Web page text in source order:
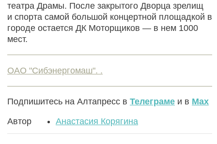
театра Драмы. После закрытого Дворца зрелищ
и спорта самой большой концертной площадкой в
городе остается ДК Моторщиков — в нем 1000
мест.
ОАО "Сибэнергомаш". .
Подпишитесь на Алтапресс в Телеграме и в Max
Автор Анастасия Корягина